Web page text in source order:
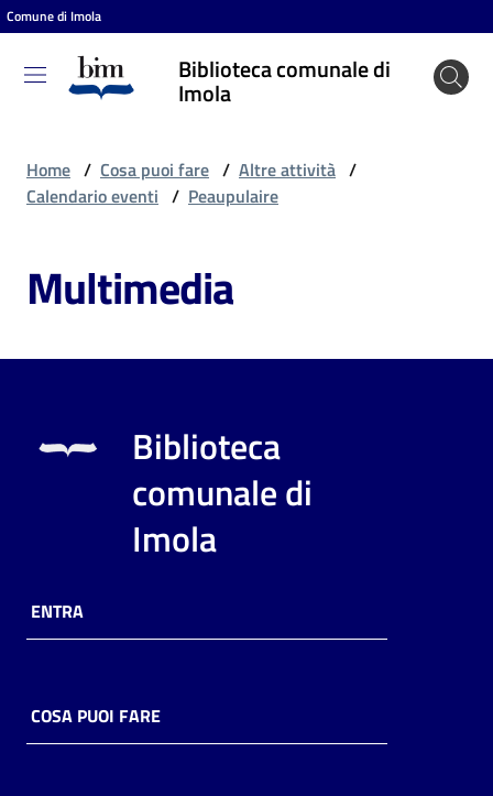
Vai al contenuto
Vai alla navigazione
Vai al footer
Comune di Imola
Biblioteca comunale di
Imola
Biblioteca
comunale
puoi
Risorse
online
Home / Cosa puoi fare / Altre attività /
Calendario eventi / Peaupulaire
Multimedia
Biblioteca
comunale di
Imola
ENTRA
COSA PUOI FARE